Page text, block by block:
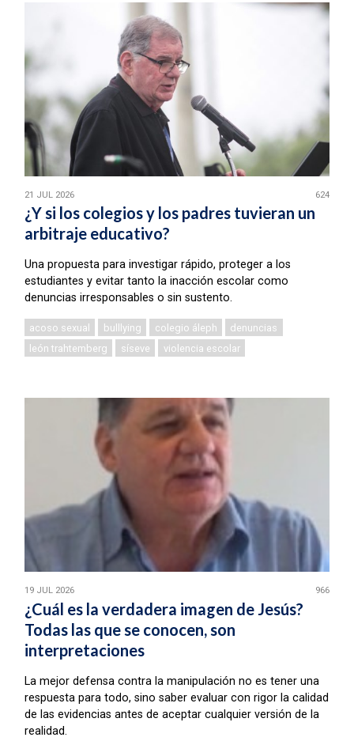
21 JUL 2026 624
¿Y si los colegios y los padres tuvieran un
arbitraje educativo?
Una propuesta para investigar rápido, proteger a los
estudiantes y evitar tanto la inacción escolar como
denuncias irresponsables o sin sustento.
acoso sexual bulllying colegio áleph
denuncias
león trahtemberg
síseve violencia escolar
19 JUL 2026 966
¿Cuál es la verdadera imagen de Jesús?
Todas las que se conocen, son
interpretaciones
La mejor defensa contra la manipulación no es tener una
respuesta para todo, sino saber evaluar con rigor la calidad
de las evidencias antes de aceptar cualquier versión de la
realidad.